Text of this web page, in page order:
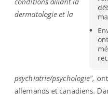
dermatologie et la
psychiatrie/psychologie",
allemands et canadiens.